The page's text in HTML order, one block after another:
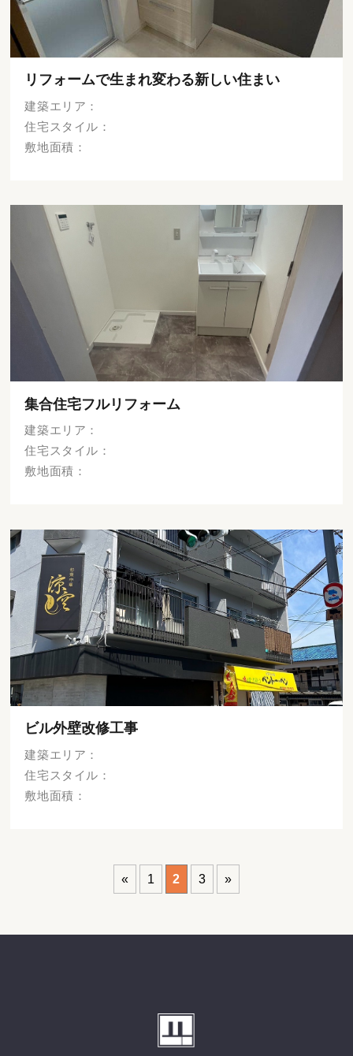
リフォームで生まれ変わる新しい住まい
建築エリア：
住宅スタイル：
敷地面積：
集合住宅フルリフォーム
建築エリア：
住宅スタイル：
敷地面積：
ビル外壁改修工事
建築エリア：
住宅スタイル：
敷地面積：
« 1 2 3 »